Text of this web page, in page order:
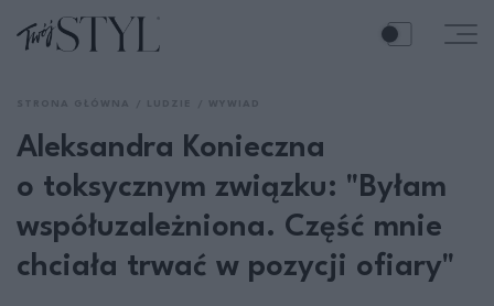
Aleksandra Konieczna
o toksycznym związku: "Byłam
współuzależniona. Część mnie
chciała trwać w pozycji ofiary"